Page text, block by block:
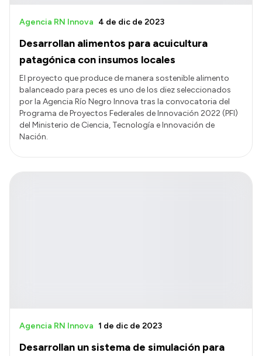
Desarrollan alimentos para acuicultura
patagónica con insumos locales
Agencia RN Innova 4 de dic de 2023
El proyecto que produce de manera sostenible alimento
balanceado para peces es uno de los diez seleccionados
por la Agencia Río Negro Innova tras la convocatoria del
Programa de Proyectos Federales de Innovación 2022 (PFI)
del Ministerio de Ciencia, Tecnología e Innovación de
Nación.
Desarrollan un sistema de simulación para
Agencia RN Innova 1 de dic de 2023